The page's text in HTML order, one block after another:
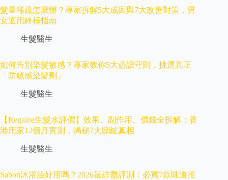
髮量稀疏怎麼辦？專家拆解5大成因與7大改善對策，男
女適用終極指南
生髮醫生
如何告別染髮敏感？專家教你5大必讀守則，挑選真正
「防敏感染髮劑」
生髮醫生
【Regaine生髮水評價】效果、副作用、價錢全拆解：香
港用家12個月實測，揭秘7大關鍵真相
生髮醫生
Sabon沐浴油好用嗎？2026最詳盡評測：必買7款味道推